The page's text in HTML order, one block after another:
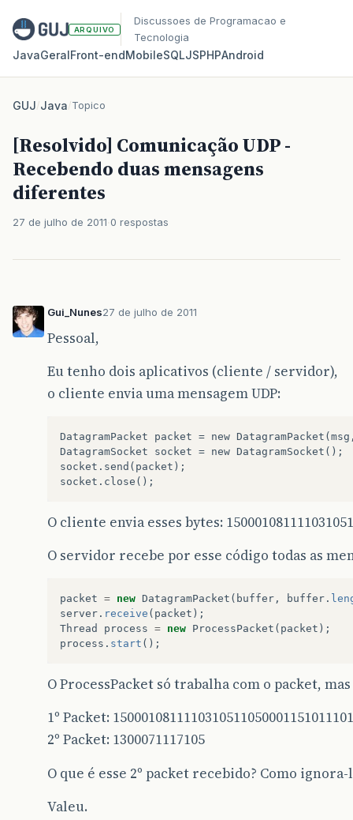
ARQUIVO
Discussoes de Programacao e
Tecnologia
JavaGeralFront‑endMobileSQLJSPHPAndroid
GUJ/Java/Topico
[Resolvido] Comunicação UDP -
Recebendo duas mensagens
diferentes
27 de julho de 2011 0 respostas
Gui_Nunes27 de julho de 2011
Pessoal,
Eu tenho dois aplicativos (cliente / servidor),
o cliente envia uma mensagem UDP:
DatagramPacket packet = new DatagramPacket ( msg
DatagramSocket
socket = new DatagramSocket ();
socket . send ( packet );
socket . close ();
O cliente envia esses bytes:
O servidor recebe por esse código todas as
packet = new DatagramPacket ( buffer , buffer .
server . receive ( packet );
Thread
process = new ProcessPacket ( packet );
process . start ();
O ProcessPacket só trabalha com o packet,
1º Packet:
2º Packet: 1300071117105
O que é esse 2º packet recebido? Como ignora-
Valeu.